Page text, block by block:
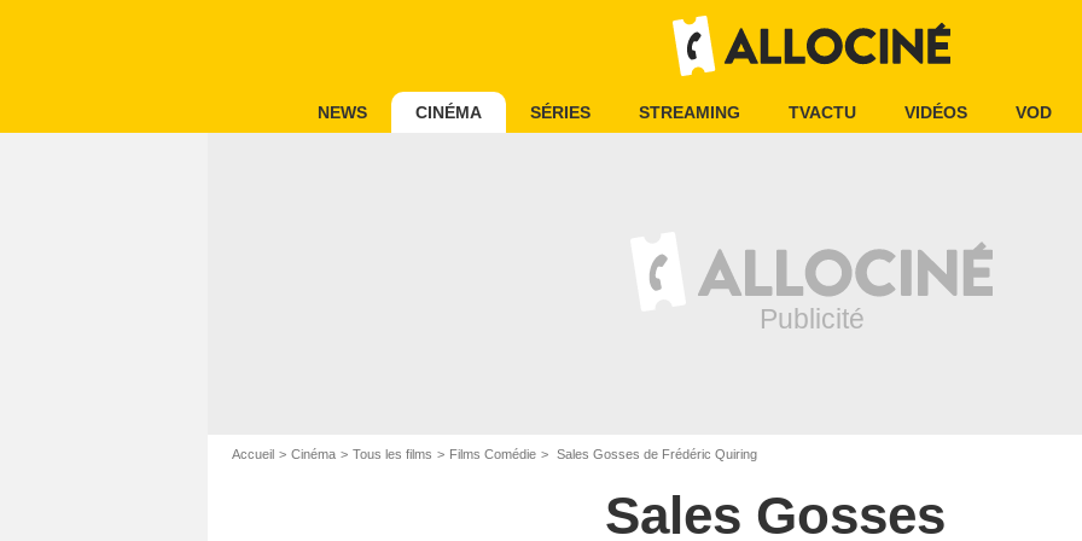
NEWS CINÉMA SÉRIES STREAMING TVACTU VIDÉOS VOD
Accueil Cinéma Tous les films Films Comédie Sales Gosses de Frédéric Quiring
Sales Gosses